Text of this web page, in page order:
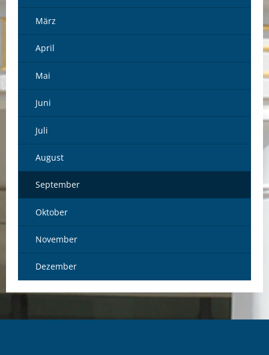
März
April
Mai
Juni
Juli
August
September
Oktober
November
Dezember